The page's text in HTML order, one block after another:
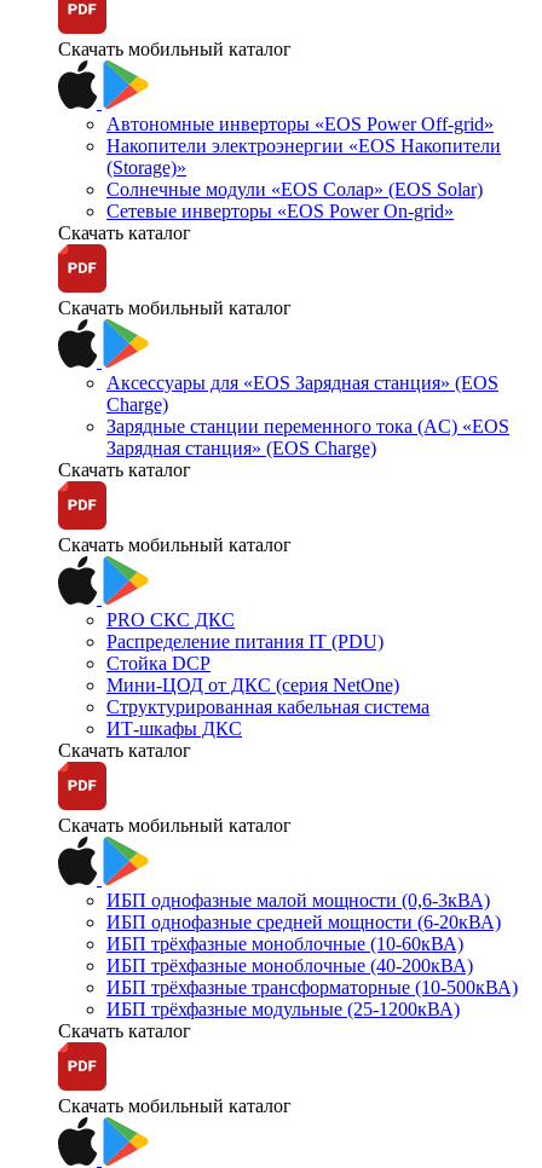
Скачать мобильный каталог
Автономные инверторы «EOS Power Off-grid»
Накопители электроэнергии «EOS Накопители
(Storage)»
Солнечные модули «EOS Солар» (EOS Solar)
Сетевые инверторы «EOS Power On-grid»
Скачать каталог
Скачать мобильный каталог
Аксессуары для «EOS Зарядная станция» (EOS
Charge)
Зарядные станции переменного тока (AC) «EOS
Зарядная станция» (EOS Charge)
Скачать каталог
Скачать мобильный каталог
PRO СКС ДКС
Распределение питания IT (PDU)
Стойка DCP
Мини-ЦОД от ДКС (серия NetOne)
Структурированная кабельная система
ИТ-шкафы ДКС
Скачать каталог
Скачать мобильный каталог
ИБП однофазные малой мощности (0,6-3кВА)
ИБП однофазные средней мощности (6-20кВА)
ИБП трёхфазные моноблочные (10-60кВА)
ИБП трёхфазные моноблочные (40-200кВА)
ИБП трёхфазные трансформаторные (10-500кВА)
ИБП трёхфазные модульные (25-1200кВА)
Скачать каталог
Скачать мобильный каталог